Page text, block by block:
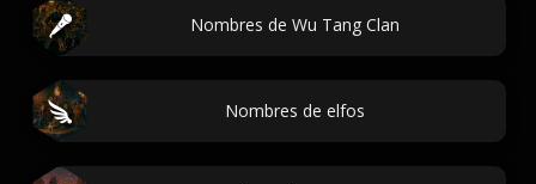
Nombres de Wu Tang Clan
Nombres de elfos